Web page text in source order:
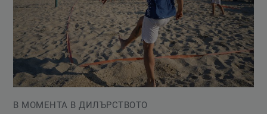
В МОМЕНТА В ДИЛЪРСТВОТО